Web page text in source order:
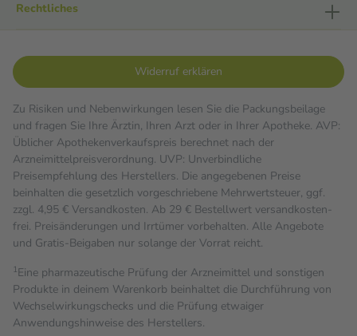
Rechtliches
Widerruf erklären
Zu Risiken und Nebenwirkungen lesen Sie die Packungsbeilage
und fragen Sie Ihre Ärztin, Ihren Arzt oder in Ihrer Apotheke. AVP:
Üblicher Apothekenverkaufspreis berechnet nach der
Arzneimittelpreisverordnung. UVP: Unverbindliche
Preisempfehlung des Herstellers. Die angegebenen Preise
beinhalten die gesetzlich vorgeschriebene Mehrwertsteuer, ggf.
zzgl. 4,95 € Versandkosten. Ab 29 € Bestell­wert versand­kosten­
frei. Preisänderungen und Irrtümer vorbehalten. Alle Angebote
und Gratis-Beigaben nur solange der Vorrat reicht.
1Eine pharmazeutische Prüfung der Arzneimittel und sonstigen
Produkte in deinem Warenkorb beinhaltet die Durchführung von
Wechselwirkungschecks und die Prüfung etwaiger
Anwendungshinweise des Herstellers.